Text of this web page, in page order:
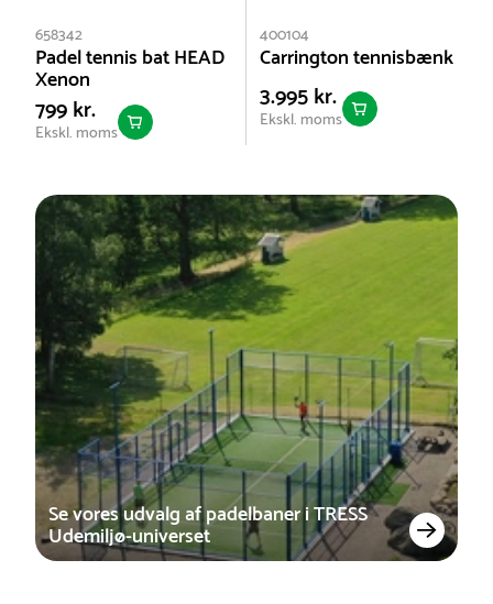
658342
Padel tennis bat HEAD
Xenon
799 kr.
Ekskl. moms
400104
Carrington tennisbænk
3.995 kr.
Ekskl. moms
Se vores udvalg af padelbaner i TRESS
Udemiljø-universet